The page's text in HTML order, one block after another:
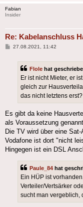
Fabian
Insider
Re: Kabelanschluss
Beitrag
27.08.2021, 11:42
Flole hat
Er ist nicht Mieter, er
gleich zur
das nicht letztens erst?
Es gibt da keine
als Voraussetzung
Die TV wird über eine
Vodafone ist dort "nicht
Hingegen ist ein DSL
Paule_84 hat
Ein HÜP ist
Verteiler/Vertsärker
sucht man vergeblich,